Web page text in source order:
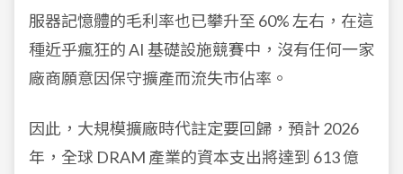
服器記憶體的毛利率也已攀升至 60% 左右，在這
種近乎瘋狂的 AI 基礎設施競賽中，沒有任何一家
廠商願意因保守擴產而流失市佔率。
因此，大規模擴廠時代註定要回歸，預計 2026
年，全球 DRAM 產業的資本支出將達到 613 億